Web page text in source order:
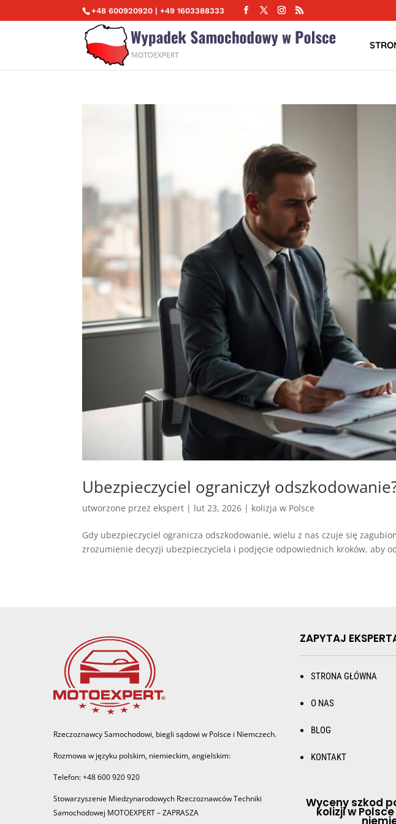
+48 600920920 | +49 1603388333
Ubezpieczyciel ograniczył
utworzone przezekspert | lut 23, 2026 | kolizja w Polsce
Gdy ubezpieczyciel ogranicza odszkodowanie, wielu z nas czuje się
zrozumienie decyzji ubezpieczyciela i podjęcie odpowiednich kroków, aby
Rzeczoznawcy Samochodowi, biegli sądowi w Polsce i Niemczech.
Rozmowa w języku polskim, niemieckim, angielskim:
Telefon: +48 600 920 920
Stowarzyszenie Miedzynarodowych Rzeczoznawców Techniki
Samochodowej MOTOEXPERT – ZAPRASZA
ZAPYTAJ
STRONA GŁÓWNA
O NAS
BLOG
KONTAKT
Wyceny szkod
kolizji w